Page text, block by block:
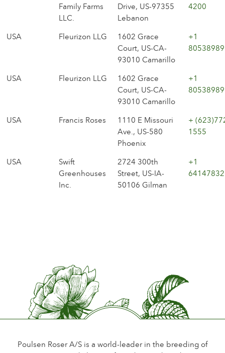
Family Farms
LLC.
Drive, US-97355
Lebanon
4200
USA Fleurizon LLG
1602 Grace
Court, US-CA-
93010 Camarillo
+1
USA Fleurizon LLG
1602 Grace
Court, US-CA-
93010 Camarillo
+1
USA Francis Roses
1110 E Missouri
Ave., US-580
Phoenix
+
1555
USA
Swift
Greenhouses
Inc.
2724 300th
Street, US-IA-
50106 Gilman
+1
Poulsen Roser A/S is a world-leader in the breeding of